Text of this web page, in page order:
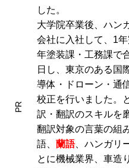
PR
した。
大学院卒業後、ハン
会社に入社して、1
年塗装課・工務課で
日し、東京のある国
導体・ドローン・通
校正を行いました。
訳・翻訳のスキルを
翻訳対象の言葉の組
語、 蘭語、ハンガリ
とに機械業界、車造